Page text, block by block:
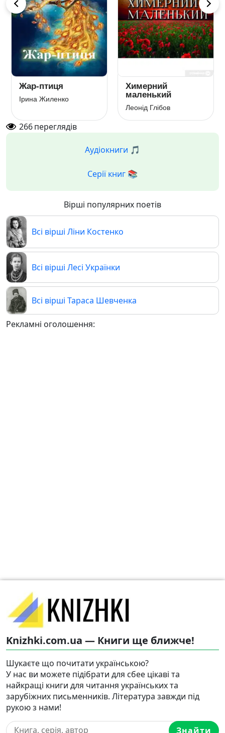
Жар-птиця
Ірина Жиленко
Химерний
маленький
Леонід Глібов
266переглядів
Аудіокниги 🎵
Серії книг 📚
Вірші популярних поетів
Всі вірші Ліни Костенко
Всі вірші Лесі Українки
Всі вірші Тараса Шевченка
Рекламні оголошення:
Knizhki.com.ua — Книги ще ближче!
Шукаєте що почитати українською?
У нас ви можете підібрати для сбее цікаві та
найкращі книги для читання українських та
зарубіжних письменників. Література завжди під
рукою з нами!
Знайти